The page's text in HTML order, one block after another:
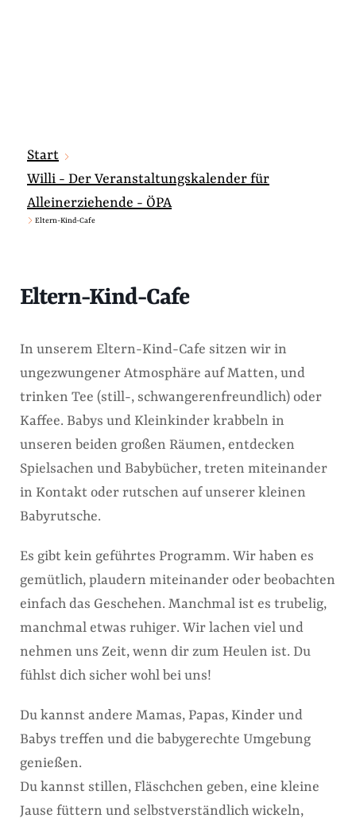
Start
Willi - Der Veranstaltungskalender für
Alleinerziehende - ÖPA
Eltern-Kind-Cafe
Eltern-Kind-Cafe
In unserem Eltern-Kind-Cafe sitzen wir in
ungezwungener Atmosphäre auf Matten, und
trinken Tee (still-, schwangerenfreundlich) oder
Kaffee. Babys und Kleinkinder krabbeln in
unseren beiden großen Räumen, entdecken
Spielsachen und Babybücher, treten miteinander
in Kontakt oder rutschen auf unserer kleinen
Babyrutsche.
Es gibt kein geführtes Programm. Wir haben es
gemütlich, plaudern miteinander oder beobachten
einfach das Geschehen. Manchmal ist es trubelig,
manchmal etwas ruhiger. Wir lachen viel und
nehmen uns Zeit, wenn dir zum Heulen ist. Du
fühlst dich sicher wohl bei uns!
Du kannst andere Mamas, Papas, Kinder und
Babys treffen und die babygerechte Umgebung
genießen.
Du kannst stillen, Fläschchen geben, eine kleine
Jause füttern und selbstverständlich wickeln,